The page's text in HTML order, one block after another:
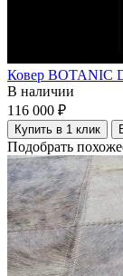
Ковер BOTANIC
В наличии
116 000 ₽
Купить в 1 клик
Подобрать